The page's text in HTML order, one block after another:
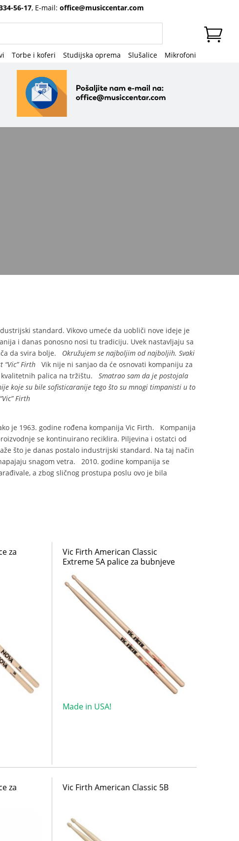
56-17, E-mail: office@musiccentar.com
Torbe i koferi Studijska oprema Slušalice Mikrofoni
standard. Vikovo umeće da uobliči nove ideje je
i danas ponosno nosi tu tradiciju. Uvek nastavljaju sa
da svira bolje. Okružujem se najboljim od najboljih. Svaki
“Vic” Firth Vik nije ni sanjao da će osnovati kompaniju za
kvalitetnih palica na tržištu. Smatrao sam da je postojala
koje su bile sofisticaranije tego što su mnogi timpanisti u to
Firth
je 1963. godine rođena kompanija Vic Firth. Kompanija
se kontinuirano reciklira. Piljevina i ostatci od
što je danas postalo industrijski standard. Na taj način
snagom vetra. 2010. godine kompanija se
a zbog sličnog prostupa poslu ovo je bila
za
Vic Firth American Classic
Extreme 5A palice za bubnjeve
Made in USA!
za
Vic Firth American Classic 5B